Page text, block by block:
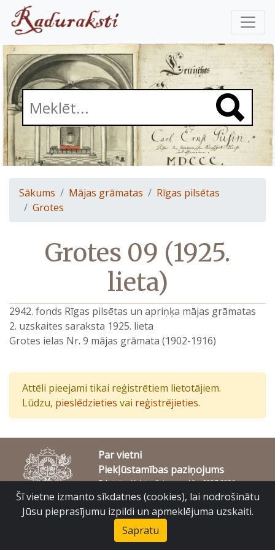
Sākums Mājas grāmatas
Rīgas pilsētas
Grotes
Grotes 09 (1925.
lieta)
2942. fonds Rīgas pilsētas un apriņķa mājas grāmatas
2. uzskaites saraksta 1925. lieta
Grotes ielas Nr. 9 mājas grāmata (1902-1916)
Attēli pieejami tikai reģistrētiem lietotājiem.
Lūdzu, pieslēdzieties vai reģistrējieties.
Par vietni
Piekļūstamības paziņojums
© Latvijas Valsts vēstures arhīvs 2007-2026
Slokas iela 16, Rīga, LV – 1048
Šī vietne izmanto sīkdatnes (cookies), lai nodrošinātu
Jūsu pieprasījumu izpildi un apmeklējuma uzskaiti.
Sapratu